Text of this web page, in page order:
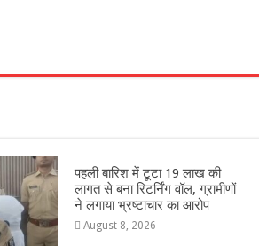
पहली बारिश में टूटा 19 लाख की
लागत से बना रिटर्निंग वॉल, ग्रामीणों
ने लगाया भ्रष्टाचार का आरोप
August 8, 2026